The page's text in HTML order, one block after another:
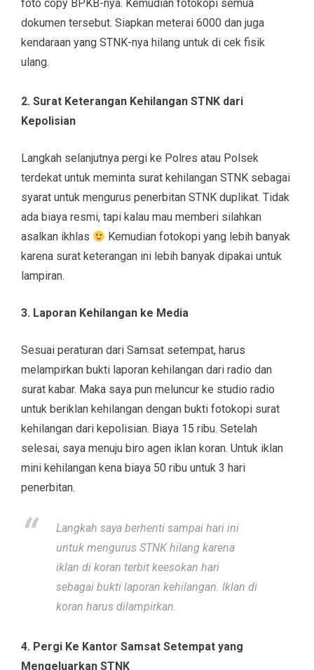
foto copy BPKB-nya. Kemudian fotokopi semua
dokumen tersebut. Siapkan meterai 6000 dan juga
kendaraan yang STNK-nya hilang untuk di cek fisik
ulang.
2. Surat Keterangan Kehilangan STNK dari
Kepolisian
Langkah selanjutnya pergi ke Polres atau Polsek
terdekat untuk meminta surat kehilangan STNK sebagai
syarat untuk mengurus penerbitan STNK duplikat. Tidak
ada biaya resmi, tapi kalau mau memberi silahkan
asalkan ikhlas
Kemudian fotokopi yang lebih banyak
karena surat keterangan ini lebih banyak dipakai untuk
lampiran.
3. Laporan Kehilangan ke Media
Sesuai peraturan dari Samsat setempat, harus
melampirkan bukti laporan kehilangan dari radio dan
surat kabar. Maka saya pun meluncur ke studio radio
untuk beriklan kehilangan dengan bukti fotokopi surat
kehilangan dari kepolisian. Biaya 15 ribu. Setelah
selesai, saya menuju biro agen iklan koran. Untuk iklan
mini kehilangan kena biaya 50 ribu untuk 3 hari
penerbitan.
Langkah saya berhenti sampai hari ini
untuk mengurus STNK hilang karena
iklan di koran terbit keesokan hari
sebagai bukti laporan kehilangan. Iklan di
koran harus dilampirkan.
4. Pergi Ke Kantor Samsat Setempat yang
Mengeluarkan STNK